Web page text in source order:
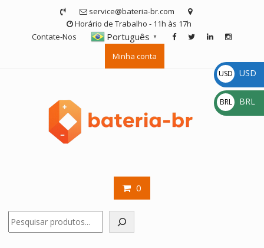
service@bateria-br.com
Horário de Trabalho - 11h às 17h
Contate-Nos
Português ▼
Minha conta
0
USD
$
USD
BRL
R$
BRL